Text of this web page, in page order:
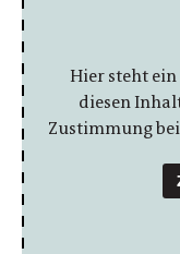
Hier steht
diesen
Zustimmung